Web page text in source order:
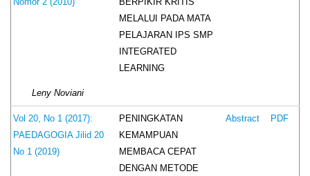
Nomor 2 (2010)
MELALUI PADA MATA
PELAJARAN IPS SMP
INTEGRATED
LEARNING
Leny Noviani
Vol 20, No 1 (2017):
PAEDAGOGIA Jilid 20
No 1 (2019)
PENINGKATAN
KEMAMPUAN
MEMBACA CEPAT
DENGAN METODE
Abstract PDF